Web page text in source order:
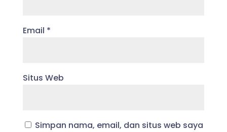
Email *
Situs Web
Simpan nama, email, dan situs web saya